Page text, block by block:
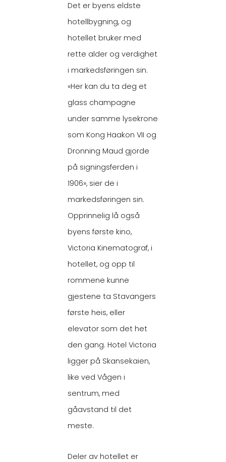
Det er byens eldste
hotellbygning, og
hotellet bruker med
rette alder og verdighet
i markedsføringen sin.
«Her kan du ta deg et
glass champagne
under samme lysekrone
som Kong Haakon VII og
Dronning Maud gjorde
på signingsferden i
1906», sier de i
markedsføringen sin.
Opprinnelig lå også
byens første kino,
Victoria Kinematograf, i
hotellet, og opp til
rommene kunne
gjestene ta Stavangers
første heis, eller
elevator som det het
den gang. Hotel Victoria
ligger på Skansekaien,
like ved Vågen i
sentrum, med
gåavstand til det
meste.
Deler av hotellet er